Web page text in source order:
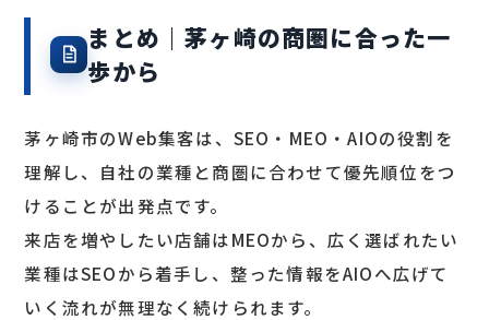
まとめ｜茅ヶ崎の商圏に合った一
歩から
茅ヶ崎市のWeb集客は、SEO・MEO・AIOの役割を
理解し、自社の業種と商圏に合わせて優先順位をつ
けることが出発点です。
来店を増やしたい店舗はMEOから、広く選ばれたい
業種はSEOから着手し、整った情報をAIOへ広げて
いく流れが無理なく続けられます。